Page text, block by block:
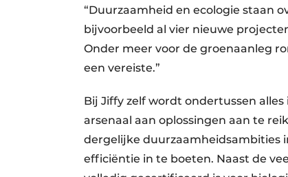
“Duurzaamheid en ecologie staan
bijvoorbeeld al vier nieuwe
Onder meer voor de groenaanleg
een vereiste.”
Bij Jiffy zelf wordt ondertussen
arsenaal aan oplossingen aan te
dergelijke duurzaamheidsambities
efficiëntie in te boeten. Naast de